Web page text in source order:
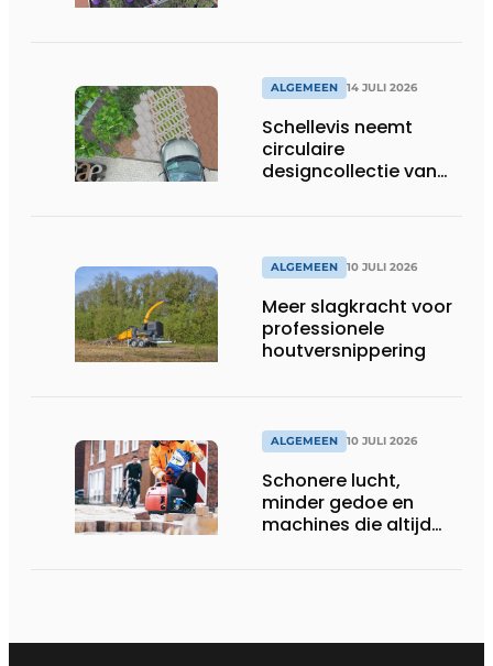
ALGEMEEN 14 JULI 2026
Schellevis neemt
circulaire
designcollectie van
ALGEMEEN 10 JULI 2026
Meer slagkracht voor
professionele
houtversnippering
ALGEMEEN 10 JULI 2026
Schonere lucht,
minder gedoe en
machines die altijd